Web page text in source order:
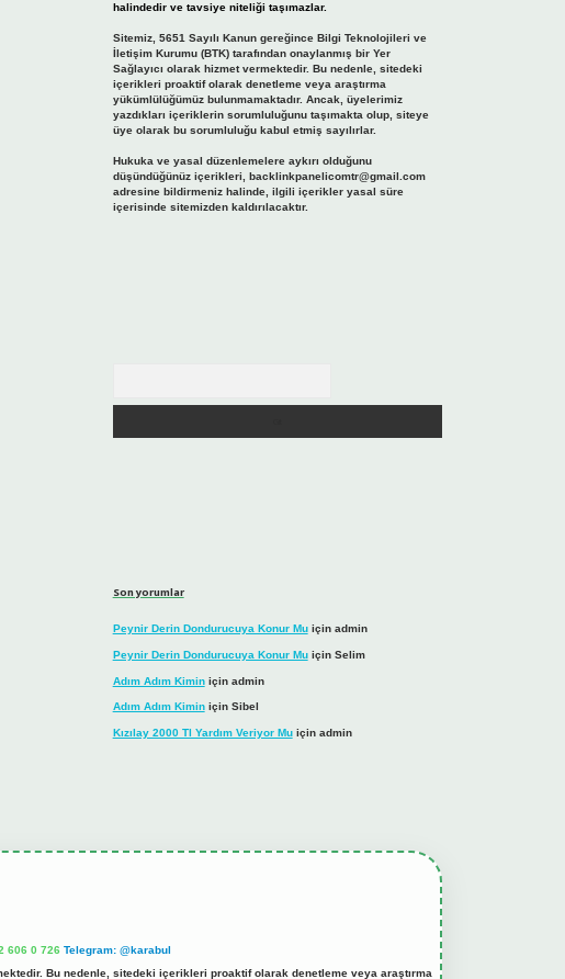
halindedir ve tavsiye niteliği taşımazlar.
Sitemiz, 5651 Sayılı Kanun gereğince Bilgi Teknolojileri ve
İletişim Kurumu (BTK) tarafından onaylanmış bir Yer
Sağlayıcı olarak hizmet vermektedir. Bu nedenle, sitedeki
içerikleri proaktif olarak denetleme veya araştırma
yükümlülüğümüz bulunmamaktadır. Ancak, üyelerimiz
yazdıkları içeriklerin sorumluluğunu taşımakta olup, siteye
üye olarak bu sorumluluğu kabul etmiş sayılırlar.
Hukuka ve yasal düzenlemelere aykırı olduğunu
düşündüğünüz içerikleri, backlinkpanelicomtr@gmail.com
adresine bildirmeniz halinde, ilgili içerikler yasal süre
içerisinde sitemizden kaldırılacaktır.
Son yorumlar
Peynir Derin Dondurucuya Konur Muiçin admin
Peynir Derin Dondurucuya Konur Muiçin Selim
Adım Adım Kiminiçin admin
Adım Adım Kiminiçin Sibel
Kızılay 2000 Tl Yardım Veriyor Muiçin admin
606 0 726 Telegram: @karabul
Bu nedenle, sitedeki içerikleri proaktif olarak denetleme veya araştırma